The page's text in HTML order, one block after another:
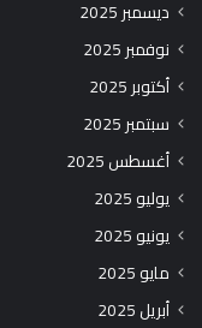
ديسمبر 2025
نوفمبر 2025
أكتوبر 2025
سبتمبر 2025
أغسطس 2025
يوليو 2025
يونيو 2025
مايو 2025
أبريل 2025